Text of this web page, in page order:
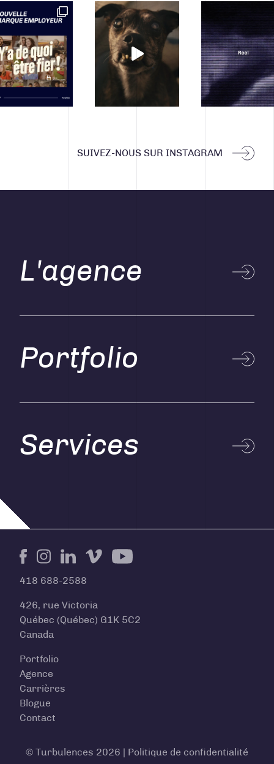
SUIVEZ-NOUS SUR INSTAGRAM
L'agence
Portfolio
Services
418 688-2588
426, rue Victoria
Québec (Québec) G1K 5C2
Canada
Portfolio
Agence
Carrières
Blogue
Contact
© Turbulences 2026 | Politique de confidentialité